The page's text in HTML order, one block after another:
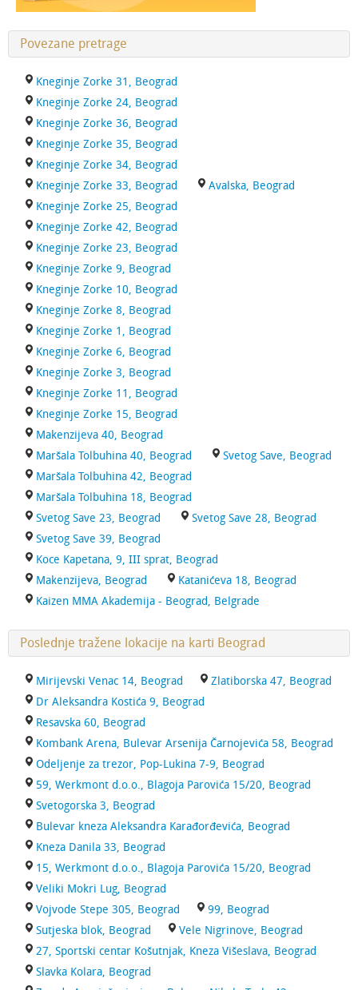
Povezane pretrage
Kneginje Zorke 31, Beograd
Kneginje Zorke 24, Beograd
Kneginje Zorke 36, Beograd
Kneginje Zorke 35, Beograd
Kneginje Zorke 34, Beograd
Kneginje Zorke 33, Beograd
Avalska, Beograd
Kneginje Zorke 25, Beograd
Kneginje Zorke 42, Beograd
Kneginje Zorke 23, Beograd
Kneginje Zorke 9, Beograd
Kneginje Zorke 10, Beograd
Kneginje Zorke 8, Beograd
Kneginje Zorke 1, Beograd
Kneginje Zorke 6, Beograd
Kneginje Zorke 3, Beograd
Kneginje Zorke 11, Beograd
Kneginje Zorke 15, Beograd
Makenzijeva 40, Beograd
Maršala Tolbuhina 40, Beograd
Svetog Save, Beograd
Maršala Tolbuhina 42, Beograd
Maršala Tolbuhina 18, Beograd
Svetog Save 23, Beograd
Svetog Save 28, Beograd
Svetog Save 39, Beograd
Koce Kapetana, 9, III sprat, Beograd
Makenzijeva, Beograd
Katanićeva 18, Beograd
Kaizen MMA Akademija - Beograd, Belgrade
Poslednje tražene lokacije na karti Beograd
Mirijevski Venac 14, Beograd
Zlatiborska 47, Beograd
Dr Aleksandra Kostića 9, Beograd
Resavska 60, Beograd
Kombank Arena, Bulevar Arsenija Čarnojevića 58, Beograd
Odeljenje za trezor, Pop-Lukina 7-9, Beograd
59, Werkmont d.o.o., Blagoja Parovića 15/20, Beograd
Svetogorska 3, Beograd
Bulevar kneza Aleksandra Karađorđevića, Beograd
Kneza Danila 33, Beograd
15, Werkmont d.o.o., Blagoja Parovića 15/20, Beograd
Veliki Mokri Lug, Beograd
Vojvode Stepe 305, Beograd
99, Beograd
Sutjeska blok, Beograd
Vele Nigrinove, Beograd
27, Sportski centar Košutnjak, Kneza Višeslava, Beograd
Slavka Kolara, Beograd